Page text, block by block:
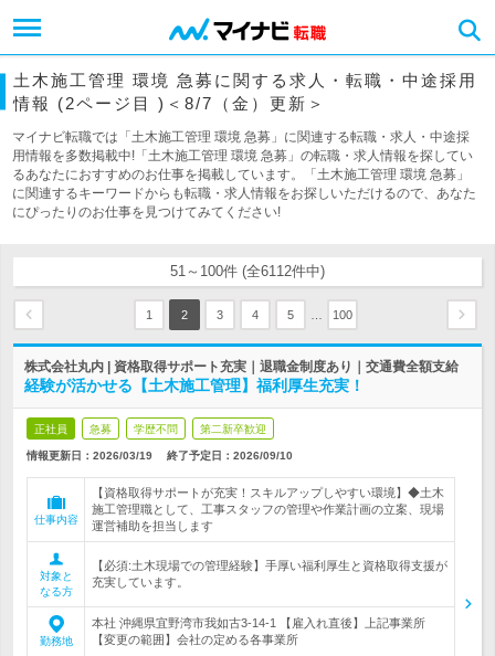
土木施工管理 環境 急募に関する求人・転職・中途採用
情報 (2ページ目 )＜8/7（金）更新＞
マイナビ転職では「土木施工管理 環境 急募」に関連する転職・求人・中途採
用情報を多数掲載中!「土木施工管理 環境 急募」の転職・求人情報を探してい
るあなたにおすすめのお仕事を掲載しています。「土木施工管理 環境 急募」
に関連するキーワードからも転職・求人情報をお探しいただけるので、あなた
にぴったりのお仕事を見つけてみてください!
51～100件 (全6112件中)
1 2 3 4 5 100
株式会社丸内 | 資格取得サポート充実｜退職金制度あり｜交通費全額支給
経験が活かせる【土木施工管理】福利厚生充実！
正社員 急募 学歴不問 第二新卒歓迎
情報更新日：2026/03/19 終了予定日： 2026/09/10
仕事内容
【資格取得サポートが充実！スキルアップしやすい環境】◆土木
施工管理職として、工事スタッフの管理や作業計画の立案、現場
運営補助を担当します
対象と
なる方
【必須:土木現場での管理経験】手厚い福利厚生と資格取得支援が
充実しています。
勤務地
本社 沖縄県宜野湾市我如古3-14-1 【雇入れ直後】上記事業所
【変更の範囲】会社の定める各事業所